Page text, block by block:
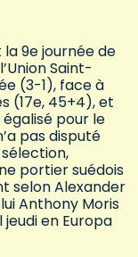
la 9e journée de
Saint-
(3-1), face à
(17e, 45+4), et
pour le
pas disputé
portier suédois
selon Alexander
Anthony Moris
en Europa